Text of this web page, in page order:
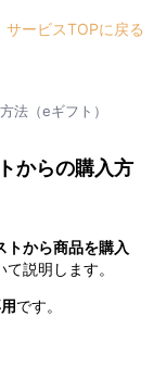
サービスTOPに戻る
法（eギフト）
からの購入方
トから商品を購入
て説明します。
です。